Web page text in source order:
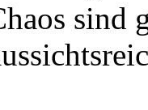
sind